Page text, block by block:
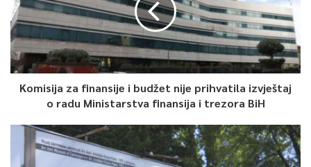
Article Rating
Komisija za finansije i budžet nije prihvatila izvještaj
o radu Ministarstva finansija i trezora BiH